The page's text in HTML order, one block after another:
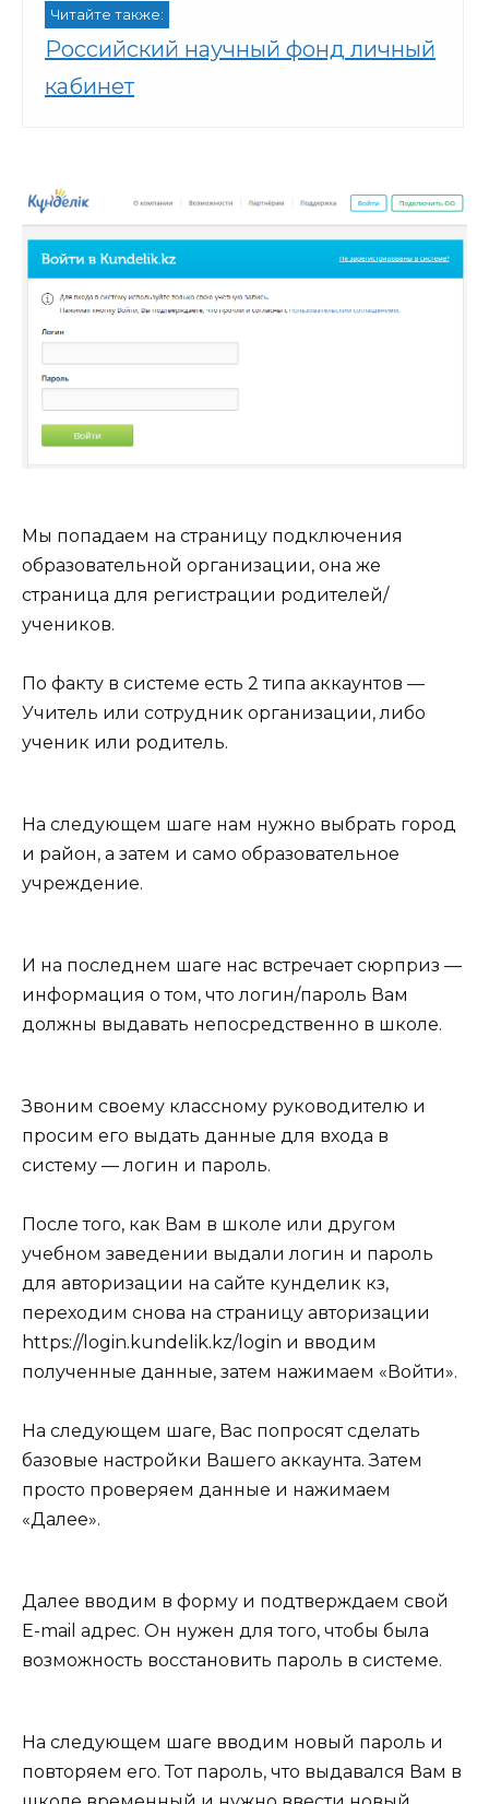
Читайте также:
Российский научный фонд личный
кабинет
Мы попадаем на страницу подключения
образовательной организации, она же
страница для регистрации родителей/
учеников.
По факту в системе есть 2 типа аккаунтов —
Учитель или сотрудник организации, либо
ученик или родитель.
На следующем шаге нам нужно выбрать город
и район, а затем и само образовательное
учреждение.
И на последнем шаге нас встречает сюрприз —
информация о том, что логин/пароль Вам
должны выдавать непосредственно в школе.
Звоним своему классному руководителю и
просим его выдать данные для входа в
систему — логин и пароль.
После того, как Вам в школе или другом
учебном заведении выдали логин и пароль
для авторизации на сайте кунделик кз,
переходим снова на страницу авторизации
https://login.kundelik.kz/login и вводим
полученные данные, затем нажимаем «Войти».
На следующем шаге, Вас попросят сделать
базовые настройки Вашего аккаунта. Затем
просто проверяем данные и нажимаем
«Далее».
Далее вводим в форму и подтверждаем свой
E-mail адрес. Он нужен для того, чтобы была
возможность восстановить пароль в системе.
На следующем шаге вводим новый пароль и
повторяем его. Тот пароль, что выдавался Вам в